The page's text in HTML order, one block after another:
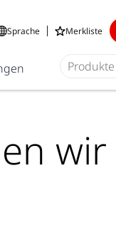
Sprache Merkliste